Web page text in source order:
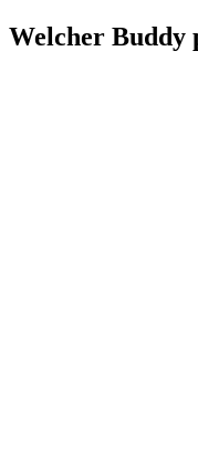
Welcher Buddy